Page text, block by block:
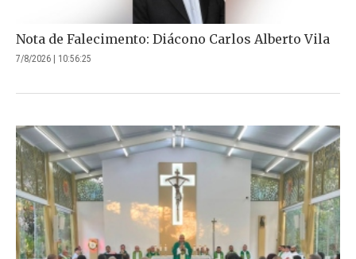
Nota de Falecimento: Diácono Carlos Alberto Vila
7/8/2026 | 10:56:25